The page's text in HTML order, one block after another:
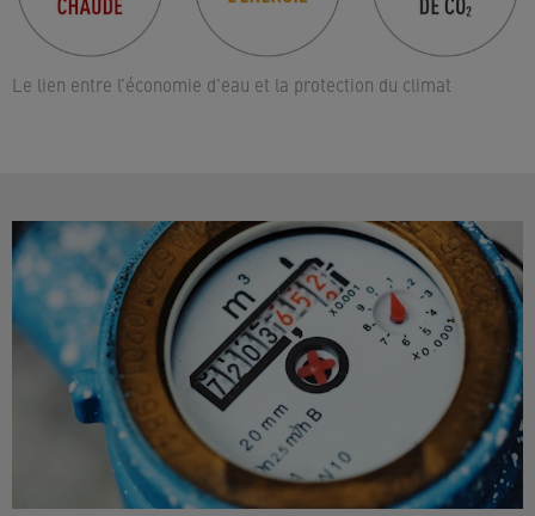
Le lien entre l’économie d’eau et la protection du climat